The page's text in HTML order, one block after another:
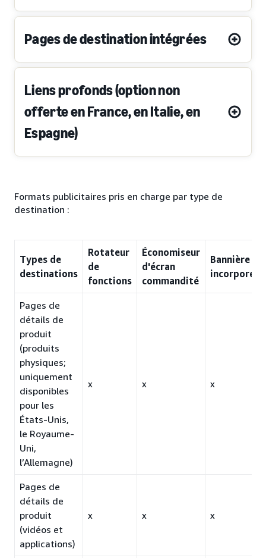
Pages de destination intégrées
Liens profonds (option non
offerte en France, en Italie, en
Espagne)
Formats publicitaires pris en charge par type de
destination :
Types de
destinations
Rotateur
de
fonctions
Économiseur
d'écran
commandité
Bannière
incorporée
Pages de
détails de
produit
(produits
physiques;
uniquement
disponibles
pour les
États-Unis,
le Royaume-
Uni,
l’Allemagne)
x x x
Pages de
détails de
produit
(vidéos et
applications)
x x x